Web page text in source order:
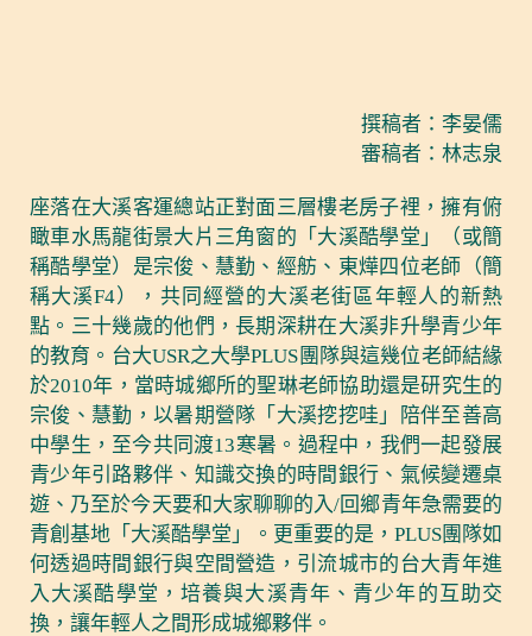
撰稿者：李晏儒
審稿者：林志泉
座落在大溪客運總站正對面三層樓老房子裡，擁有俯
瞰車水馬龍街景大片三角窗的「大溪酷學堂」（或簡
稱酷學堂）是宗俊、慧勤、經舫、東燁四位老師（簡
稱大溪F4），共同經營的大溪老街區年輕人的新熱
點。三十幾歲的他們，長期深耕在大溪非升學青少年
的教育。台大USR之大學PLUS團隊與這幾位老師結緣
於2010年，當時城鄉所的聖琳老師協助還是研究生的
宗俊、慧勤，以暑期營隊「大溪挖挖哇」陪伴至善高
中學生，至今共同渡13寒暑。過程中，我們一起發展
青少年引路夥伴、知識交換的時間銀行、氣候變遷桌
遊、乃至於今天要和大家聊聊的入/回鄉青年急需要的
青創基地「大溪酷學堂」。更重要的是，PLUS團隊如
何透過時間銀行與空間營造，引流城市的台大青年進
入大溪酷學堂，培養與大溪青年、青少年的互助交
換，讓年輕人之間形成城鄉夥伴。